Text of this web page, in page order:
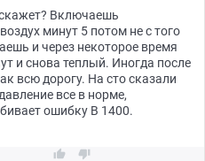
Включаешь
минут 5 потом не с того
и через некоторое время
и снова теплый. Иногда после
всю дорогу. На сто сказали
все в норме,
ошибку B 1400.
 